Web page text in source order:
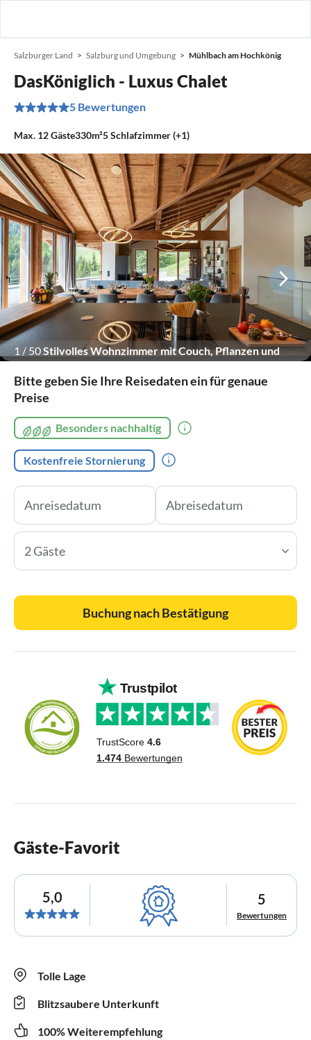
Salzburger Land Salzburg und Umgebung Mühlbach am Hochkönig
DasKöniglich - Luxus Chalet
5 Bewertungen
Max. 12Gäste330m²5Schlafzimmer (+1)
1 / 50Stilvolles Wohnzimmer mit Couch, Pflanzen und
Bitte geben Sie Ihre Reisedaten ein für genaue
Preise
Besonders nachhaltig
Kostenfreie Stornierung
2 Gäste
Buchung nach Bestätigung
Gäste-Favorit
5,0 5
Bewertungen
Tolle Lage
Blitzsaubere Unterkunft
100% Weiterempfehlung